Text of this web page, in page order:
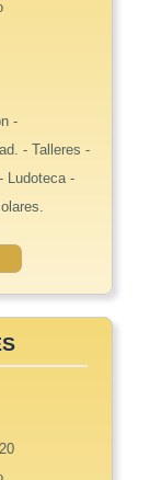
-
- Talleres -
Ludoteca -